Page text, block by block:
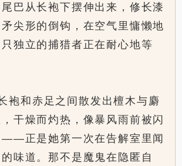
巴从长袍下摆伸出来，修长漆
尖形的倒钩，在空气里慵懒地
独立的捕猎者正在耐心地等
袍和赤足之间散发出檀木与麝
干燥而灼热，像暴风雨前被闪
——正是她第一次在告解室里闻
味道。那不是魔鬼在隐匿自